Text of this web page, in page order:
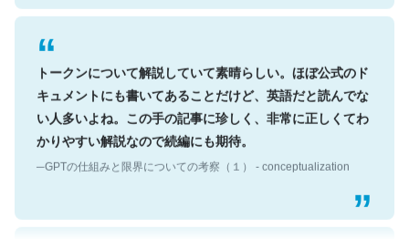
トークンについて解説していて素晴らしい。ほぼ公式のド
キュメントにも書いてあることだけど、英語だと読んでな
い人多いよね。この手の記事に珍しく、非常に正しくてわ
かりやすい解説なので続編にも期待。